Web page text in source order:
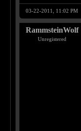
03-22-2011, 11:02 PM
RammsteinWolf
Unregistered